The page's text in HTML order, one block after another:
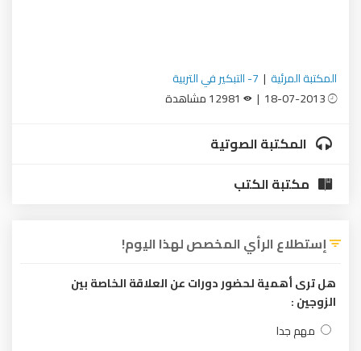
المكتبة المرئية | 7- التبكير في التربية
المكتبة الصوتية
مكتبة الكتب
إستطلاع الرأي المخصص لهذا اليوم!
هل ترى أهمية لحضور دورات عن العلاقة الخاصة بين
الزوجين :
مهم جدا